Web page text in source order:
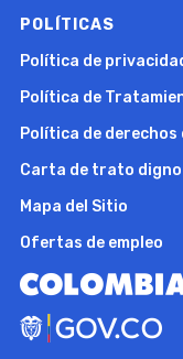
POLÍTICAS
Política de
Política de
Política de derechos
Carta de trato
Mapa del Sitio
Ofertas de empleo